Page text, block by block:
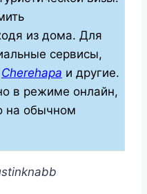
из дома. Для
сервисы,
Cherehapa и другие.
в режиме онлайн,
на обычном